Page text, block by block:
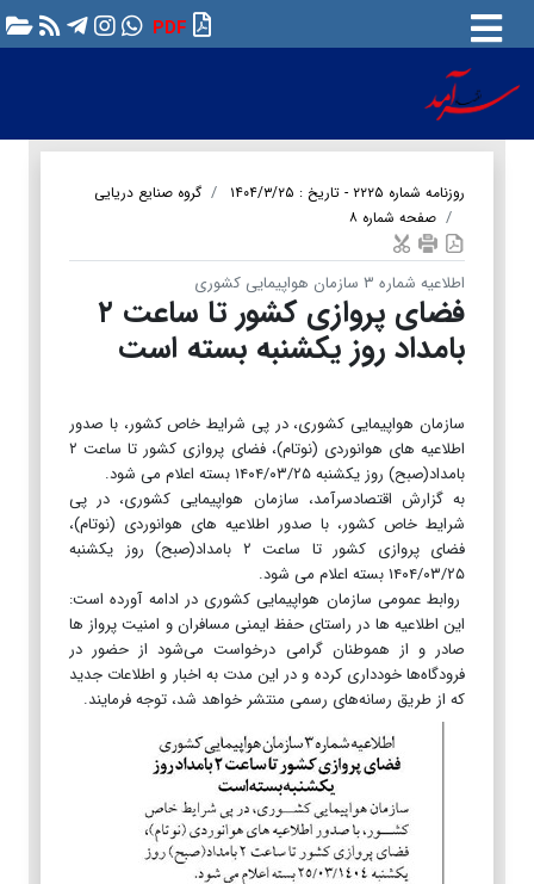
PDF
روزنامه شماره ۲۲۲۵ - تاریخ : ۱۴۰۴/۳/۲۵
گروه صنایع دریایی
صفحه شماره ۸
اطلاعیه شماره ۳ سازمان هواپیمایی کشوری
فضای پروازی کشور تا ساعت ۲
بامداد روز یکشنبه بسته است
سازمان هواپیمایی کشوری، در پی شرایط خاص کشور، با صدور
اطلاعیه های هوانوردی (نوتام)، فضای پروازی کشور تا ساعت ۲
بامداد(صبح) روز یکشنبه ۱۴۰۴/۰۳/۲۵ بسته اعلام می شود.
به گزارش اقتصادسرآمد، سازمان هواپیمایی کشوری، در پی
شرایط خاص کشور، با صدور اطلاعیه های هوانوردی (نوتام)،
فضای پروازی کشور تا ساعت ۲ بامداد(صبح) روز یکشنبه
۱۴۰۴/۰۳/۲۵ بسته اعلام می شود.
روابط عمومی سازمان هواپیمایی کشوری در ادامه آورده است:
این اطلاعیه ها در راستای حفظ ایمنی مسافران و امنیت پرواز ها
صادر و از هموطنان گرامی درخواست می‌شود از حضور در
فرودگاه‌ها خودداری کرده و در این مدت به اخبار و اطلاعات جدید
که از طریق رسانه‌های رسمی منتشر خواهد شد، توجه فرمایند.